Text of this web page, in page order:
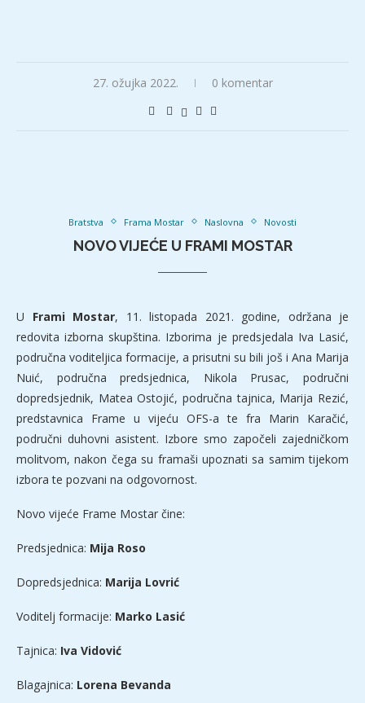
27. ožujka 2022. 0 komentar
Bratstva Frama Mostar Naslovna Novosti
NOVO VIJEĆE U FRAMI MOSTAR
U Frami Mostar, 11. listopada 2021. godine, održana je
redovita izborna skupština. Izborima je predsjedala Iva Lasić,
područna voditeljica formacije, a prisutni su bili još i Ana Marija
Nuić, područna predsjednica, Nikola Prusac, područni
dopredsjednik, Matea Ostojić, područna tajnica, Marija Rezić,
predstavnica Frame u vijeću OFS-a te fra Marin Karačić,
područni duhovni asistent. Izbore smo započeli zajedničkom
molitvom, nakon čega su framaši upoznati sa samim tijekom
izbora te pozvani na odgovornost.
Novo vijeće Frame Mostar čine:
Predsjednica: Mija Roso
Dopredsjednica: Marija Lovrić
Voditelj formacije: Marko Lasić
Tajnica: Iva Vidović
Blagajnica: Lorena Bevanda